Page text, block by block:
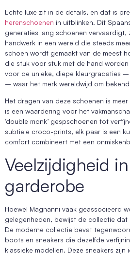
Echte luxe zit in de details, en dat is
herenschoenen in uitblinken. Dit
generaties lang schoenen vervaardigt,
handwerk in een wereld die steeds
schoen wordt gemaakt van de meest
die stuk voor stuk met de hand
voor de unieke, diepe kleurgradaties –
– waar het merk wereldwijd om
Het dragen van deze schoenen is
is een waardering voor het
‘double monk’ gespschoenen tot
subtiele croco-prints, elk paar is een
comfort combineert met een
Veelzijdigheid
garderobe
Hoewel Magnanni vaak geassocieerd
gelegenheden, bewijst de collectie dat
De moderne collectie bevat
boots en sneakers die dezelfde
klassieke modellen. Deze sneakers zijn